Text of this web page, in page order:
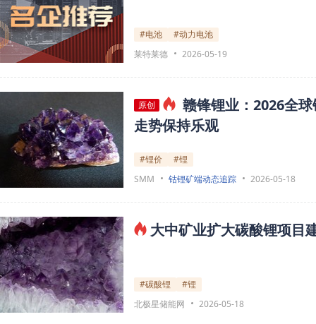
#电池
#动力电池
莱特莱德
2026-05-19
原创
赣锋锂业：2026全
走势保持乐观
#锂价
#锂
SMM
钴锂矿端动态追踪 2026-05-18
大中矿业扩大碳酸锂项目
#碳酸锂
#锂
北极星储能网
2026-05-18